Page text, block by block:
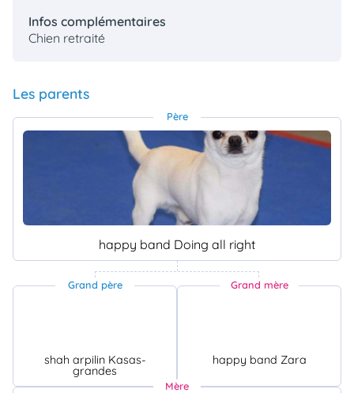
Infos complémentaires
Chien retraité
Les parents
Père
happy band Doing all right
Grand père
shah arpilin Kasas-
grandes
Grand mère
happy band Zara
Mère